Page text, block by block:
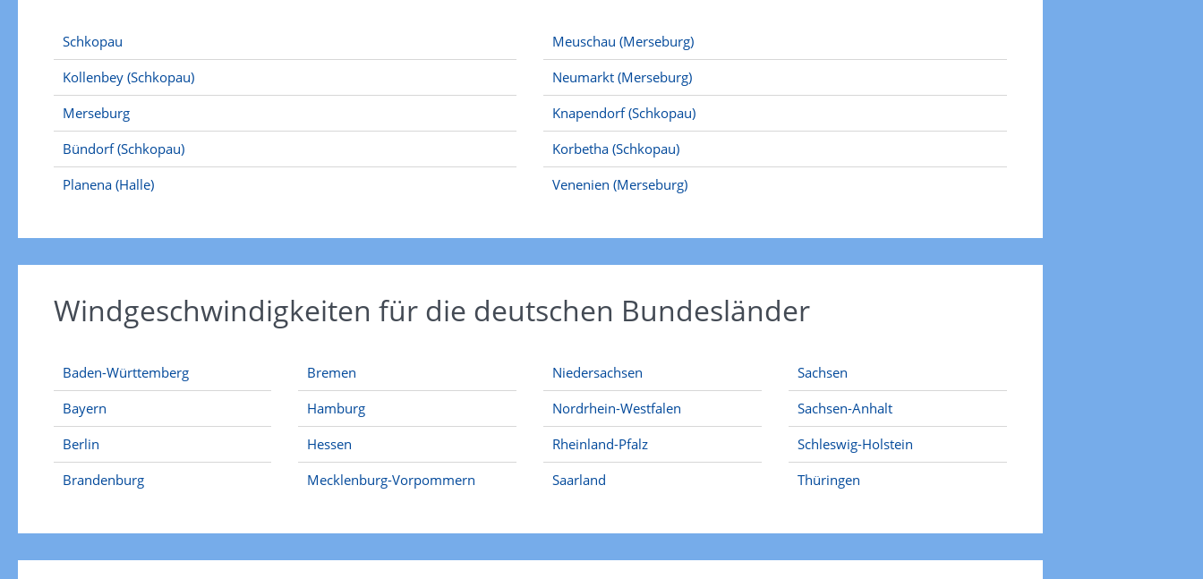
Schkopau
Kollenbey (Schkopau)
Merseburg
Bündorf (Schkopau)
Planena (Halle)
Meuschau (Merseburg)
Neumarkt (Merseburg)
Knapendorf (Schkopau)
Korbetha (Schkopau)
Venenien (Merseburg)
Windgeschwindigkeiten für die deutschen Bundesländer
Baden-Württemberg
Bayern
Berlin
Brandenburg
Bremen
Hamburg
Hessen
Mecklenburg-Vorpommern
Niedersachsen
Nordrhein-Westfalen
Rheinland-Pfalz
Saarland
Sachsen
Sachsen-Anhalt
Schleswig-Holstein
Thüringen